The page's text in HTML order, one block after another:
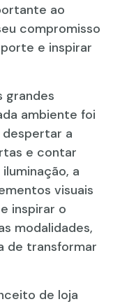
ao
compromisso
e inspirar
grandes
ambiente foi
a
e contar
a
visuais
inspirar o
modalidades,
de transformar
de loja